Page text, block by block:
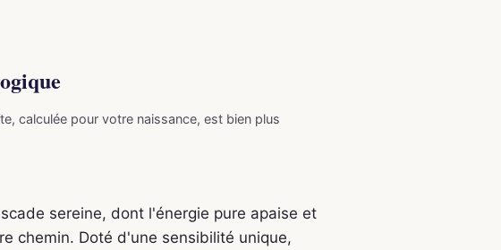
calculée pour votre naissance, est bien plus
sereine, dont l'énergie pure apaise et
chemin. Doté d'une sensibilité unique,